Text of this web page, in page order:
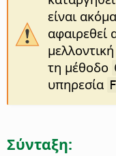
είναι
αφαιρεθεί
τη μέθοδο
υπηρεσία
Σύνταξη: